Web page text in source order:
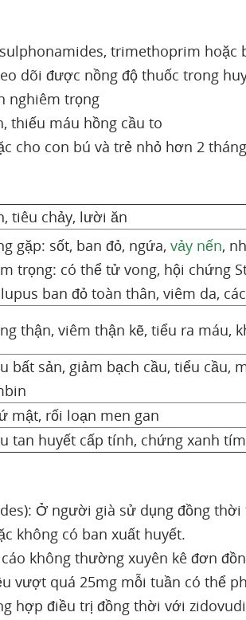
trimethoprim hoặc
dõi được nồng độ thuốc trong
nghiêm trọng
thiếu máu hồng cầu to
cho con bú và trẻ nhỏ hơn 2
tiêu chảy, lười ăn
gặp: sốt, ban đỏ, ngứa, vảy nến,
trọng: có thể tử vong, hội chứng
ban đỏ toàn thân, viêm da,
thận, viêm thận kẽ, tiểu ra máu,
bất sản, giảm bạch cầu, tiểu cầu,
mật, rối loạn men gan
tan huyết cấp tính, chứng xanh tím
Ở người già sử dụng đồng
không có ban xuất huyết.
không thường xuyên kê đơn
vượt quá 25mg mỗi tuần có thể
hợp điều trị đồng thời với